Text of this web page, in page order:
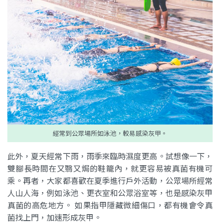
經常到公眾場所如泳池，較易感染灰甲。
此外，夏天經常下雨，雨季來臨時濕度更高。試想像一下，
雙腳長時間在又翳又焗的鞋籠內，就更容易被真菌有機可
乘。再者，大家都喜歡在夏季進行戶外活動，公眾場所經常
人山人海，例如泳池、更衣室和公眾浴室等，也是感染灰甲
真菌的高危地方。 如果指甲隱藏微細傷口，都有機會令真
菌找上門，加速形成灰甲。